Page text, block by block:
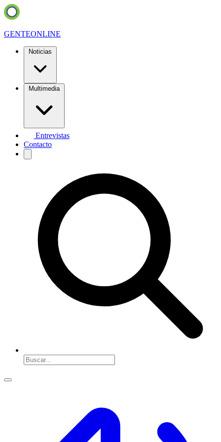
GENTEONLINE
Noticias
Multimedia
Entrevistas
Contacto